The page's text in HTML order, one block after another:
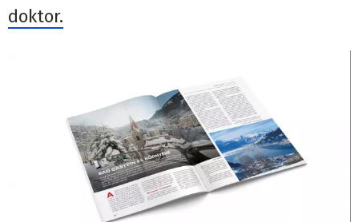
doktor.